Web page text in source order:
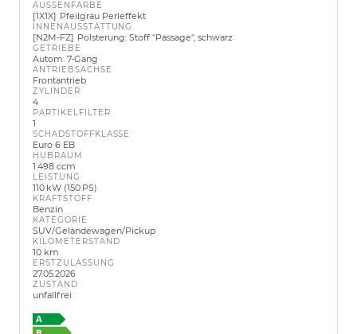
AUSSENFARBE
1X1X Pfeilgrau Perleffekt
INNENAUSSTATTUNG
N2M-FZ Polsterung: Stoff "Passage", schwarz
GETRIEBE
Autom. 7-Gang
ANTRIEBSACHSE
Frontantrieb
ZYLINDER
4
PARTIKELFILTER
1
SCHADSTOFFKLASSE
Euro 6 EB
HUBRAUM
1.498 ccm
LEISTUNG
110 kW (150 PS)
KRAFTSTOFF
Benzin
KATEGORIE
SUV/Geländewagen/Pickup
KILOMETERSTAND
10 km
ERSTZULASSUNG
27.05.2026
ZUSTAND
unfallfrei